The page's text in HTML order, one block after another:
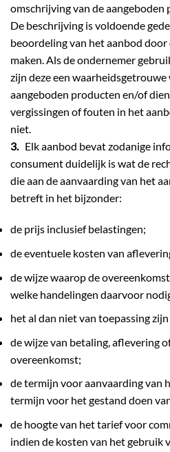
omschrijving van de aangeboden
De beschrijving is voldoende
beoordeling van het aanbod
maken. Als de ondernemer
zijn deze een waarheidsgetrouwe
aangeboden producten en/of
vergissingen of fouten in het
niet.
3. Elk aanbod bevat zodanige
consument duidelijk is wat de
die aan de aanvaarding van het
betreft in het bijzonder:
de prijs inclusief belastingen;
de eventuele kosten van
de wijze waarop de
welke handelingen daarvoor
het al dan niet van toepassing
de wijze van betaling, aflevering
overeenkomst;
de termijn voor aanvaarding van
termijn voor het gestand doen
de hoogte van het tarief voor
indien de kosten van het gebruik